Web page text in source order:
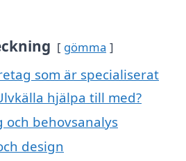
gömma
som är specialiserat
hjälpa till med?
och behovsanalys
design